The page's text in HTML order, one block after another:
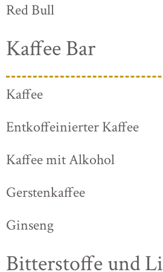
Red Bull
Kaffee Bar
Kaffee
Entkoffeinierter Kaffee
Kaffee mit Alkohol
Gerstenkaffee
Ginseng
Bitterstoffe und